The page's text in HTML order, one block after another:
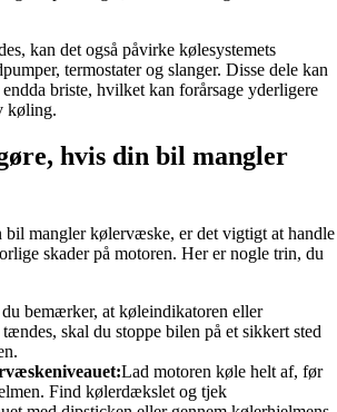
kan det også påvirke kølesystemets
termostater og slanger. Disse dele kan
briste, hvilket kan forårsage yderligere
køling.
hvis din bil mangler
bil mangler kølervæske, er det vigtigt at handle
skader på motoren. Her er nogle trin, du
bemærker, at køleindikatoren eller
skal du stoppe bilen på et sikkert sted
Lad motoren køle helt af, før
Find kølerdækslet og tjek